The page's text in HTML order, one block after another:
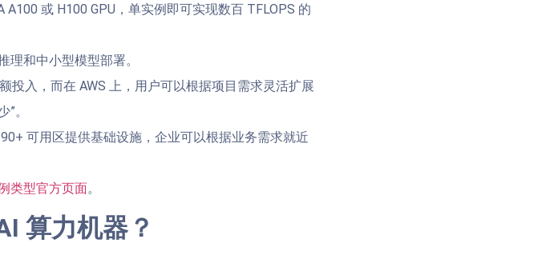
A100 或 H100 GPU，单实例即可实现数百 TFLOPS 的
理和中小型模型部署。
投入，而在 AWS 上，用户可以根据项目需求灵活扩展
。
可用区提供基础设施，企业可以根据业务需求就近
类型官方页面。
算力机器？